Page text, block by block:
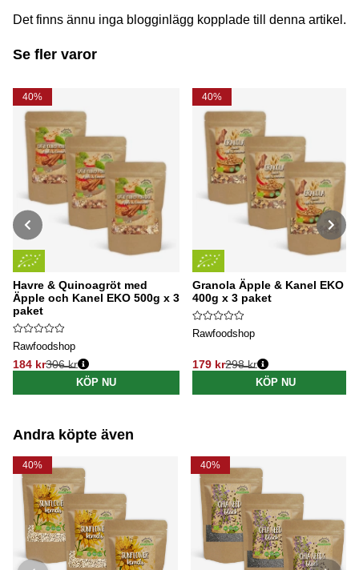
Det finns ännu inga blogginlägg kopplade till denna artikel.
Se fler varor
40%
Havre & Quinoagröt med
Äpple och Kanel EKO 500g x 3
paket
Rawfoodshop
184 kr
Ordinarie pris:
306 kr
KÖP NU
40%
Granola Äpple & Kanel EKO
400g x 3 paket
Rawfoodshop
179 kr
Ordinarie pris:
298 kr
KÖP NU
Andra köpte även
40% 40%